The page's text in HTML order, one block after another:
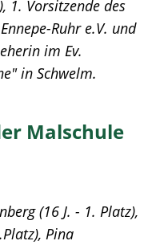
1. Vorsitzende des
Ruhr e.V. und
im Ev.
in Schwelm.
Malschule
(16 J. - 1. Platz),
Pina